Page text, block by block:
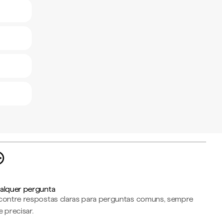
pergunta
respostas claras para perguntas comuns, sempre
precisar.